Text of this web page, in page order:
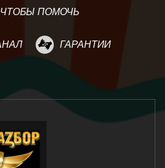
ПОМОЧЬ
ГАРАНТИИ